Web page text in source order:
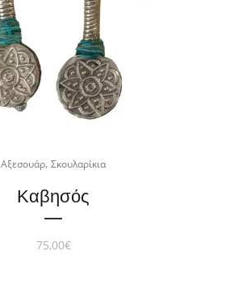
Αξεσουάρ, Σκουλαρίκια
Καβησός
75,00€